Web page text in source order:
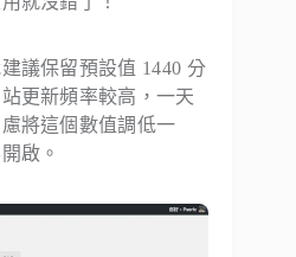
議保留預設值 1440 分
更新頻率較高，一天
將這個數值調低一
啟。